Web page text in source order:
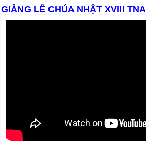
GIẢNG LỄ CHÚA NHẬT XVIII TNA